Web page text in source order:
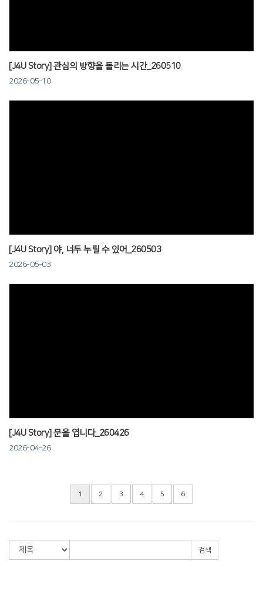
[J4U Story] 관심의 방향을 돌리는 시간_260510
2026-05-10
[J4U Story] 야, 너두 누릴 수 있어_260503
2026-05-03
[J4U Story] 문을 엽니다_260426
2026-04-26
1 2 3 4 5 6
검색